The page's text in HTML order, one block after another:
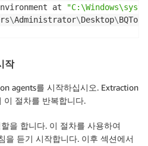
at
\Administrator\Desktop\
작
agents를 시작하십시오. Extraction
이 절차를 반복합니다.
을 합니다. 이 절차를 사용하여
을 듣기 시작합니다. 이후 섹션에서